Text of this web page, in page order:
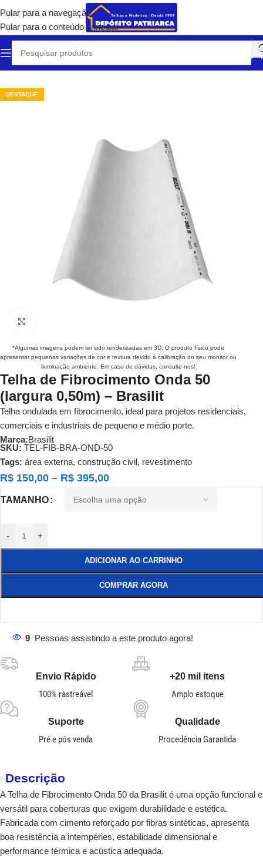
Pular para a navegação
Pular para o conteúdo principal
Início Telhas e Coberturas/Telhas de Fibrocimento
DESTAQUE
*Algumas imagens podem ter sido renderizadas em 3D. O produto físico pode
apresentar pequenas variações de cor e textura devido à calibração do seu monitor ou
iluminação ambiente. Em caso de dúvidas, consulte-nos!
Telha de Fibrocimento Onda 50
(largura 0,50m) – Brasilit
Telha ondulada em fibrocimento, ideal para projetos residenciais,
comerciais e industriais de pequeno e médio porte.
Marca:Brasilit
SKU: TEL-FIB-BRA-OND-50
Tags: área externa, construção civil, revestimento
R$ 150,00 – R$ 395,00
TAMANHO
- +
ADICIONAR AO CARRINHO
COMPRAR AGORA
9 Pessoas assistindo a este produto agora!
Envio Rápido
100% rastreável
+20 mil itens
Amplo estoque
Suporte
Pré e pós venda
Qualidade
Procedência Garantida
Descrição
A Telha de Fibrocimento Onda 50 da Brasilit é uma opção funcional e
versátil para coberturas que exigem durabilidade e estética.
Fabricada com cimento reforçado por fibras sintéticas, apresenta
boa resistência a intempéries, estabilidade dimensional e
performance térmica e acústica adequada.